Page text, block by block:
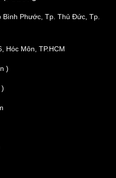
Bình Phước, Tp. Thủ Đức, Tp.
Hóc Môn, TP.HCM
)
)